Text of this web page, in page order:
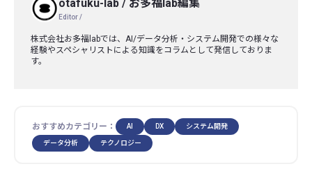
otafuku-lab / お多福lab編集
Editor /
株式会社お多福labでは、AI/データ分析・システム開発での様々な
経験やスペシャリストによる知識をコラムとして発信しておりま
す。
おすすめカテゴリー： AI DX システム開発
データ分析 テクノロジー